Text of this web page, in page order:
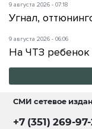
9 августа 2026 - 07:18
Угнал,
9 августа 2026 - 06:06
На ЧТЗ ребенок
СМИ сетевое
+7 (351) 269-